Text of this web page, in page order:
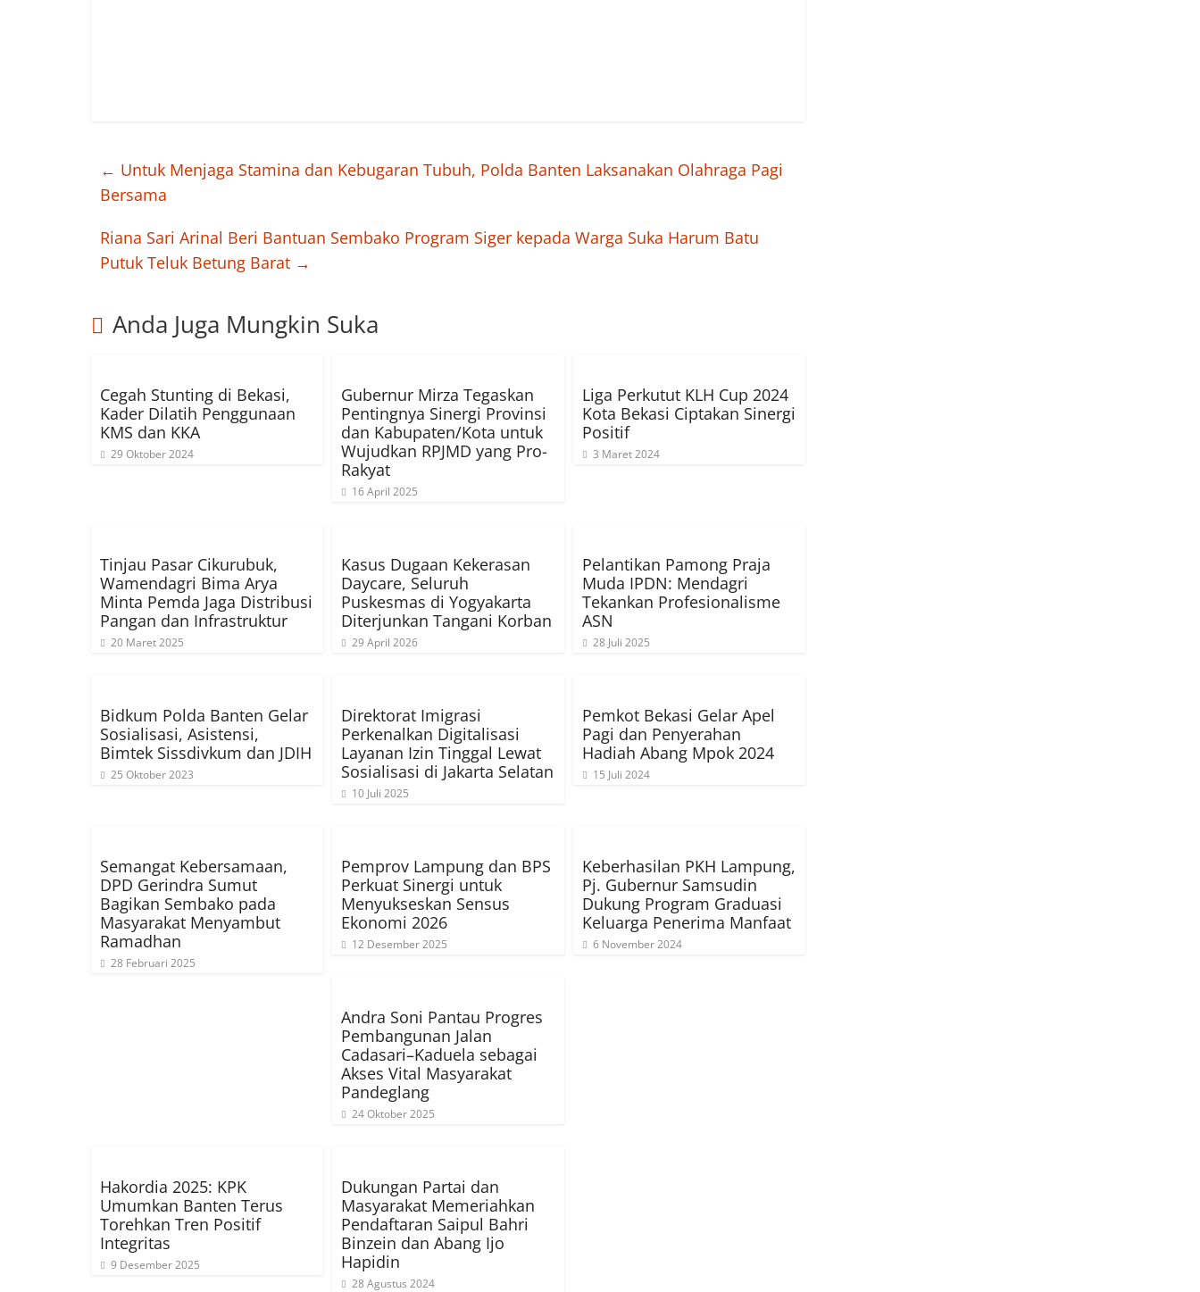
← Untuk Menjaga Stamina dan Kebugaran Tubuh, Polda Banten Laksanakan Olahraga Pagi
Bersama
Riana Sari Arinal Beri Bantuan Sembako Program Siger kepada Warga Suka Harum Batu
Putuk Teluk Betung Barat →
Anda Juga Mungkin Suka
Cegah Stunting di Bekasi,
Kader Dilatih Penggunaan
KMS dan KKA
29 Oktober 2024
Gubernur Mirza Tegaskan
Pentingnya Sinergi Provinsi
dan Kabupaten/Kota untuk
Wujudkan RPJMD yang Pro-
Rakyat
16 April 2025
Liga Perkutut KLH Cup 2024
Kota Bekasi Ciptakan Sinergi
Positif
3 Maret 2024
Tinjau Pasar Cikurubuk,
Wamendagri Bima Arya
Minta Pemda Jaga Distribusi
Pangan dan Infrastruktur
20 Maret 2025
Kasus Dugaan Kekerasan
Daycare, Seluruh
Puskesmas di Yogyakarta
Diterjunkan Tangani Korban
29 April 2026
Pelantikan Pamong Praja
Muda IPDN: Mendagri
Tekankan Profesionalisme
ASN
28 Juli 2025
Bidkum Polda Banten Gelar
Sosialisasi, Asistensi,
Bimtek Sissdivkum dan JDIH
25 Oktober 2023
Direktorat Imigrasi
Perkenalkan Digitalisasi
Layanan Izin Tinggal Lewat
Sosialisasi di Jakarta Selatan
10 Juli 2025
Pemkot Bekasi Gelar Apel
Pagi dan Penyerahan
Hadiah Abang Mpok 2024
15 Juli 2024
Semangat Kebersamaan,
DPD Gerindra Sumut
Bagikan Sembako pada
Masyarakat Menyambut
Ramadhan
28 Februari 2025
Pemprov Lampung dan BPS
Perkuat Sinergi untuk
Menyukseskan Sensus
Ekonomi 2026
12 Desember 2025
Keberhasilan PKH Lampung,
Pj. Gubernur Samsudin
Dukung Program Graduasi
Keluarga Penerima Manfaat
6 November 2024
Andra Soni Pantau Progres
Pembangunan Jalan
Cadasari–Kaduela sebagai
Akses Vital Masyarakat
Pandeglang
24 Oktober 2025
Hakordia 2025: KPK
Umumkan Banten Terus
Torehkan Tren Positif
Integritas
9 Desember 2025
Dukungan Partai dan
Masyarakat Memeriahkan
Pendaftaran Saipul Bahri
Binzein dan Abang Ijo
Hapidin
28 Agustus 2024